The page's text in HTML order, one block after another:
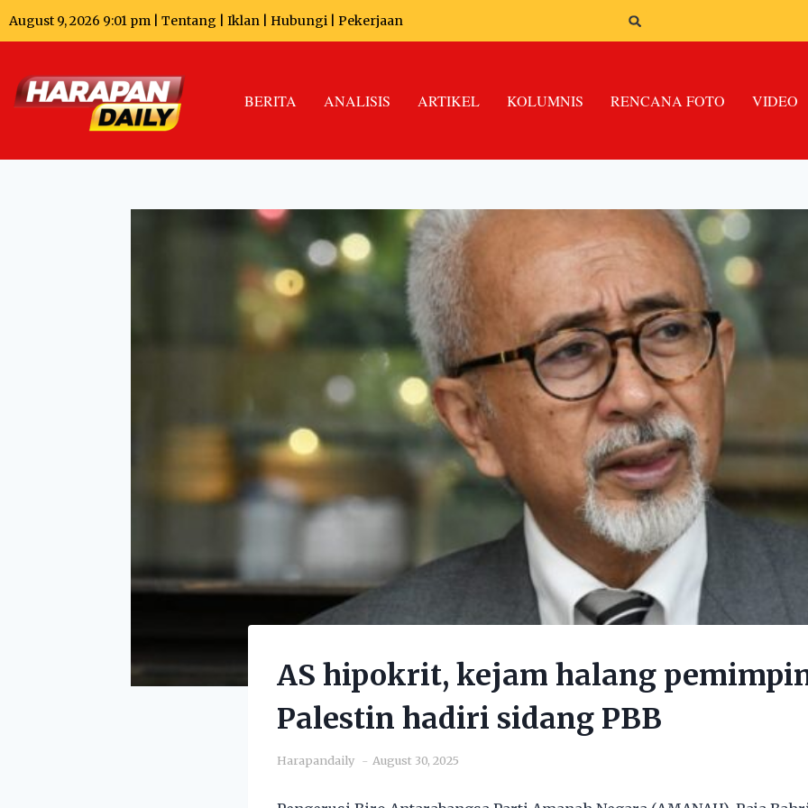
August 9, 2026 9:01 pm | Tentang Iklan Hubungi Pekerjaan
BERITA ANALISIS ARTIKEL KOLUMNIS RENCANA FOTO VIDEO
AS hipokrit, kejam halang
Palestin hadiri sidang PBB
Harapandaily August 30, 2025